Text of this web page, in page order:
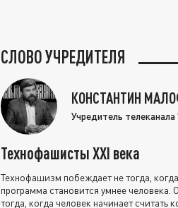
СЛОВО УЧРЕДИТЕЛЯ
КОНСТАНТИН
Учредитель
Технофашисты XXI века
Технофашизм побеждает не тогда,
программа становится умнее человека.
тогда, когда человек начинает считать